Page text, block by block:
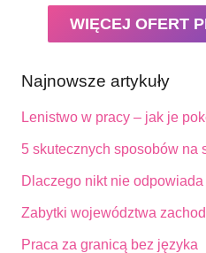
WIĘCEJ OFERT
Najnowsze artykuły
Lenistwo w pracy – jak je
5 skutecznych sposobów na
Dlaczego nikt nie
Zabytki województwa
Praca za granicą bez języka